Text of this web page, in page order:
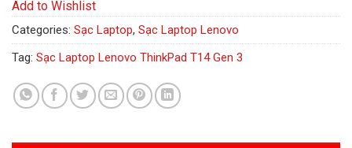
Add to Wishlist
Categories: Sạc Laptop, Sạc Laptop Lenovo
Tag: Sạc Laptop Lenovo ThinkPad T14 Gen 3